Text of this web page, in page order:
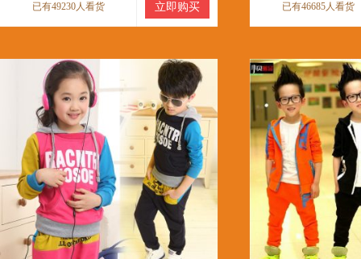
已有49230人看货 立即购买 已有46685人看货